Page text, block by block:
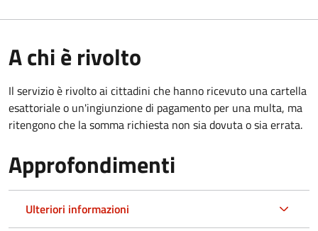
A chi è rivolto
Il servizio è rivolto ai cittadini che hanno ricevuto una cartella
esattoriale o un'ingiunzione di pagamento per una multa, ma
ritengono che la somma richiesta non sia dovuta o sia errata.
Approfondimenti
Ulteriori informazioni